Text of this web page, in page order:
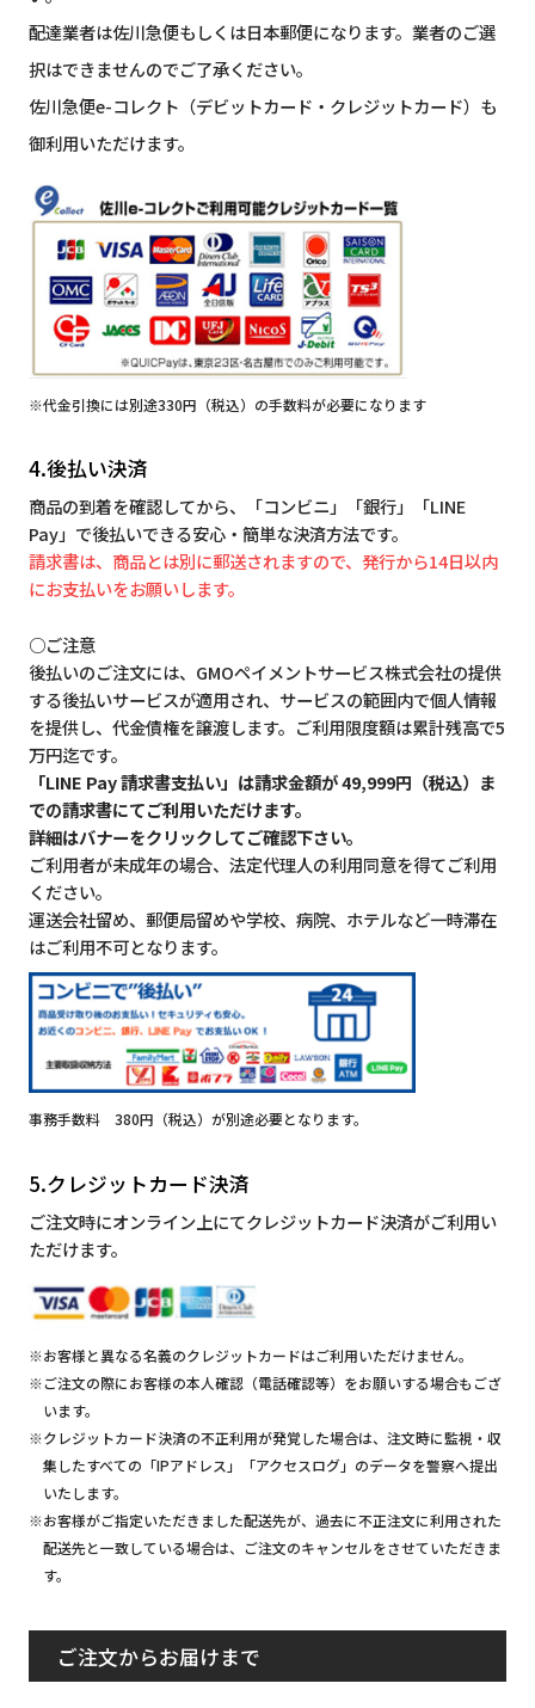
配達業者は佐川急便もしくは日本郵便になります。業者のご選
択はできませんのでご了承ください。
佐川急便e-コレクト（デビットカード・クレジットカード）も
御利用いただけます。
※代金引換には別途330円（税込）の手数料が必要になります
4.後払い決済
商品の到着を確認してから、「コンビニ」「銀行」「LINE
Pay」で後払いできる安心・簡単な決済方法です。
請求書は、商品とは別に郵送されますので、発行から14日以内
にお支払いをお願いします。
○ご注意
後払いのご注文には、GMOペイメントサービス株式会社の提供
する後払いサービスが適用され、サービスの範囲内で個人情報
を提供し、代金債権を譲渡します。ご利用限度額は累計残高で5
万円迄です。
「LINE Pay 請求書支払い」は請求金額が 49,999円（税込）ま
での請求書にてご利用いただけます。
詳細はバナーをクリックしてご確認下さい。
ご利用者が未成年の場合、法定代理人の利用同意を得てご利用
ください。
運送会社留め、郵便局留めや学校、病院、ホテルなど一時滞在
はご利用不可となります。
事務手数料 380円（税込）が別途必要となります。
5.クレジットカード決済
ご注文時にオンライン上にてクレジットカード決済がご利用い
ただけます。
※お客様と異なる名義のクレジットカードはご利用いただけません。
※ご注文の際にお客様の本人確認（電話確認等）をお願いする場合もござ
います。
※クレジットカード決済の不正利用が発覚した場合は、注文時に監視・収
集したすべての「IPアドレス」「アクセスログ」のデータを警察へ提出
いたします。
※お客様がご指定いただきました配送先が、過去に不正注文に利用された
配送先と一致している場合は、ご注文のキャンセルをさせていただきま
す。
ご注文からお届けまで